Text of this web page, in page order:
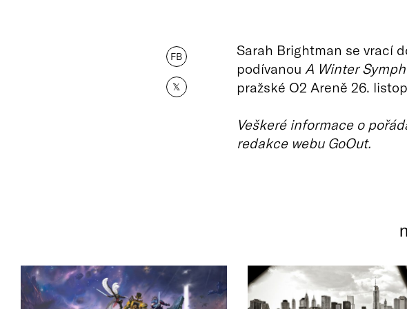
FB
𝕏
Sarah Brightman se vrací
podívanou A Winter
pražské O2 Areně 26.
Veškeré informace o
redakce webu GoOut.